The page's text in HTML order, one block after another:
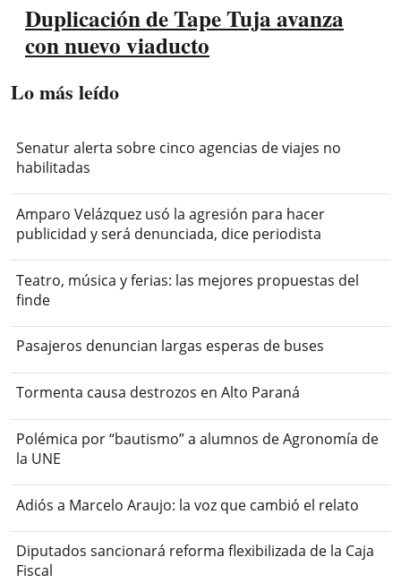
Duplicación de Tape Tuja avanza
con nuevo viaducto
Lo más leído
Senatur alerta sobre cinco agencias de viajes no
habilitadas
Amparo Velázquez usó la agresión para hacer
publicidad y será denunciada, dice periodista
Teatro, música y ferias: las mejores propuestas del
finde
Pasajeros denuncian largas esperas de buses
Tormenta causa destrozos en Alto Paraná
Polémica por “bautismo” a alumnos de Agronomía de
la UNE
Adiós a Marcelo Araujo: la voz que cambió el relato
Diputados sancionará reforma flexibilizada de la Caja
Fiscal